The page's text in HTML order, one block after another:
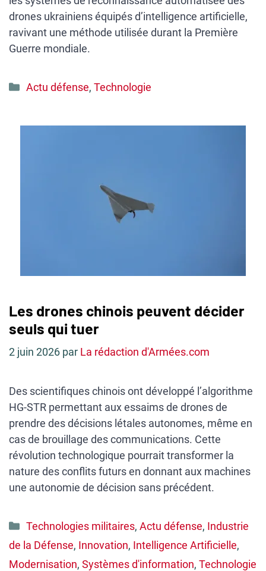
drones ukrainiens équipés d’intelligence artificielle,
ravivant une méthode utilisée durant la Première
Guerre mondiale.
Catégories
Actu défense, Technologie
Les drones chinois peuvent décider
seuls qui tuer
2 juin 2026 par La rédaction d'Armées.com
Des scientifiques chinois ont développé l’algorithme
HG-STR permettant aux essaims de drones de
prendre des décisions létales autonomes, même en
cas de brouillage des communications. Cette
révolution technologique pourrait transformer la
nature des conflits futurs en donnant aux machines
une autonomie de décision sans précédent.
Catégories
Technologies militaires, Actu défense, Industrie
de la Défense, Innovation, Intelligence Artificielle,
Modernisation, Systèmes d'information, Technologie